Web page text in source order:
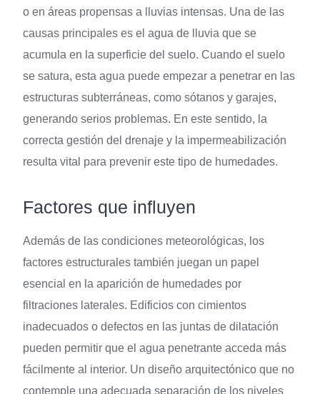
o en áreas propensas a lluvias intensas. Una de las
causas principales es el agua de lluvia que se
acumula en la superficie del suelo. Cuando el suelo
se satura, esta agua puede empezar a penetrar en las
estructuras subterráneas, como sótanos y garajes,
generando serios problemas. En este sentido, la
correcta gestión del drenaje y la impermeabilización
resulta vital para prevenir este tipo de humedades.
Factores que influyen
Además de las condiciones meteorológicas, los
factores estructurales también juegan un papel
esencial en la aparición de humedades por
filtraciones laterales. Edificios con cimientos
inadecuados o defectos en las juntas de dilatación
pueden permitir que el agua penetrante acceda más
fácilmente al interior. Un diseño arquitectónico que no
contemple una adecuada separación de los niveles